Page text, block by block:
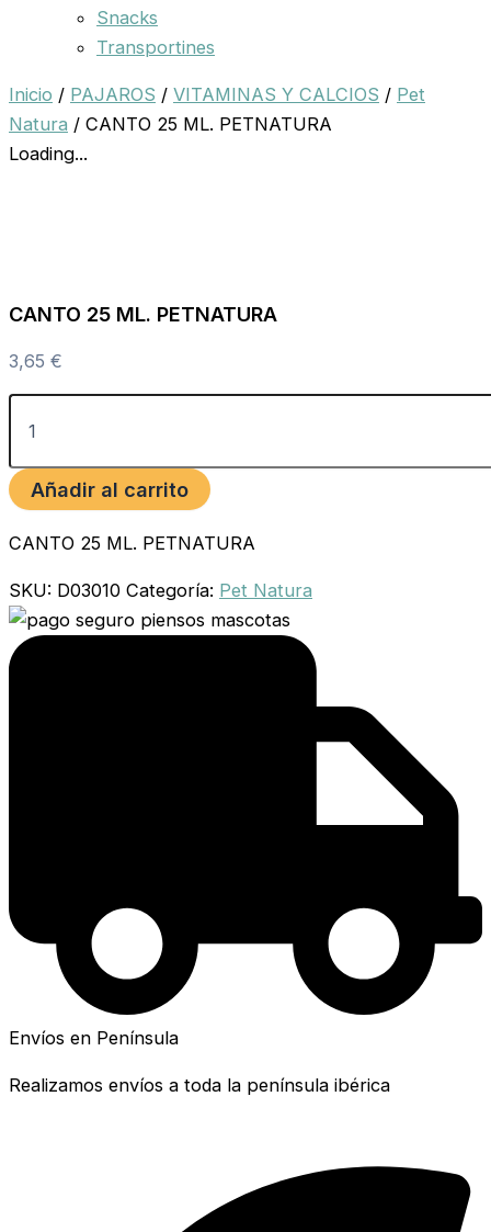
Snacks
Transportines
Inicio / PAJAROS / VITAMINAS Y CALCIOS / Pet
Natura / CANTO 25 ML. PETNATURA
Loading...
CANTO 25 ML. PETNATURA
3,65 €
Añadir al carrito
CANTO 25 ML. PETNATURA
SKU: D03010 Categoría: Pet Natura
Envíos en Península
Realizamos envíos a toda la península ibérica